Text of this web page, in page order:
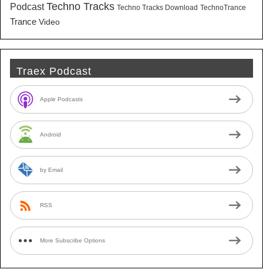
Podcast Techno Tracks Techno Tracks Download TechnoTrance
Trance Video
Traex Podcast
Apple Podcasts
Android
by Email
RSS
More Subscribe Options